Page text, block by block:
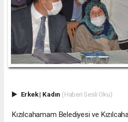
Erkek| Kadın (Haberi Sesli Oku)
Kızılcahamam Belediyesi ve